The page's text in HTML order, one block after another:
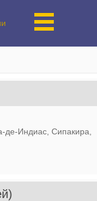
де-Индиас, Сипакира,